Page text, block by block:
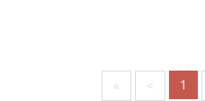
« < 1